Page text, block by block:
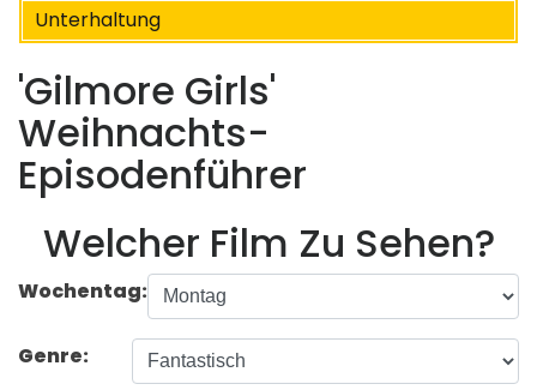
Unterhaltung
'Gilmore Girls'
Weihnachts-
Episodenführer
Welcher Film Zu Sehen?
Wochentag:
Genre: